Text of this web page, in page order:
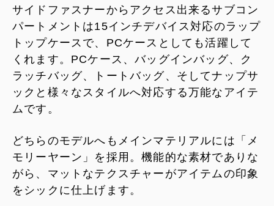
サイドファスナーからアクセス出来るサブコン
パートメントは15インチデバイス対応のラップ
トップケースで、PCケースとしても活躍して
くれます。PCケース、バッグインバッグ、ク
ラッチバッグ、トートバッグ、そしてナップサ
ックと様々なスタイルへ対応する万能なアイテ
ムです。
どちらのモデルへもメインマテリアルには「メ
モリーヤーン」を採用。機能的な素材でありな
がら、マットなテクスチャーがアイテムの印象
をシックに仕上げます。